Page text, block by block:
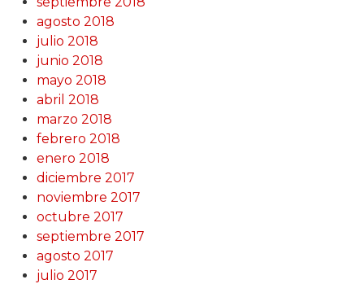
agosto 2018
julio 2018
junio 2018
mayo 2018
abril 2018
marzo 2018
febrero 2018
enero 2018
diciembre 2017
noviembre 2017
octubre 2017
septiembre 2017
agosto 2017
julio 2017